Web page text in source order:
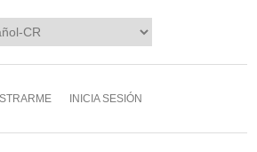
INICIA SESIÓN